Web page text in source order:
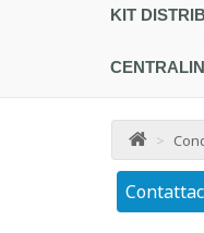
KIT
>